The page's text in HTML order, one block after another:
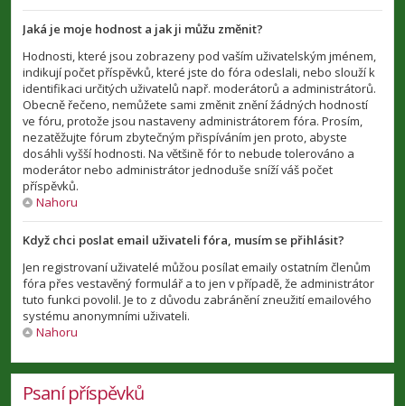
Jaká je moje hodnost a jak ji můžu změnit?
Hodnosti, které jsou zobrazeny pod vaším uživatelským jménem,
indikují počet příspěvků, které jste do fóra odeslali, nebo slouží k
identifikaci určitých uživatelů např. moderátorů a administrátorů.
Obecně řečeno, nemůžete sami změnit znění žádných hodností
ve fóru, protože jsou nastaveny administrátorem fóra. Prosím,
nezatěžujte fórum zbytečným přispíváním jen proto, abyste
dosáhli vyšší hodnosti. Na většině fór to nebude tolerováno a
moderátor nebo administrátor jednoduše sníží váš počet
příspěvků.
Nahoru
Když chci poslat email uživateli fóra, musím se přihlásit?
Jen registrovaní uživatelé můžou posílat emaily ostatním členům
fóra přes vestavěný formulář a to jen v případě, že administrátor
tuto funkci povolil. Je to z důvodu zabránění zneužití emailového
systému anonymními uživateli.
Nahoru
Psaní příspěvků